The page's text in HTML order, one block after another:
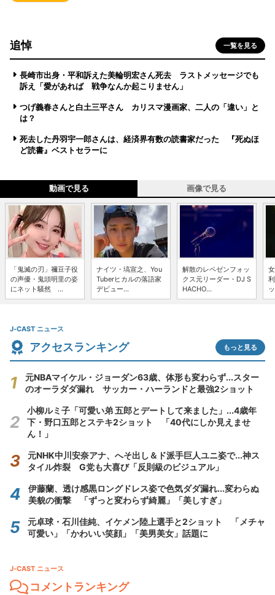
追悼 一覧を見る
長崎市出身・平和訴えた美輪明宏さん死去 ラストメッセージでも
訴え「愛があれば 戦争なんか起こりません」
つげ義春さんと白土三平さん カリスマ漫画家、二人の「違い」と
は？
死去した丹羽宇一郎さんは、経済界有数の読書家だった 『死ぬほ
ど読書』ベストセラーに
動画で見る 画像で見る
「鬼滅の刃」禰豆子役
の声優・鬼頭明里の姿
にネット騒然 ...
ナイツ・塙宣之、You
Tuberヒカルの落語家
デビュー...
解散のレペゼンフォッ
クス元リーダー・DJ S
HACHO...
J-CAST ニュース
アクセスランキング もっと見る
元NBAマイケル・ジョーダン63歳、体形も変わらず...スター
のオーラダダ漏れ サッカー・ハーランドと最強2ショット
小柳ルミ子「可愛い弟 五郎とデートして来ました」...4歳年
下・野口五郎とステキ2ショット 「40代にしか見えませ
ん！」
元NHK中川安奈アナ、へそ出し＆ド派手巨人ユニ姿で...神ス
タイル炸裂 G党も大喜び「反則級のビジュアル」
伊藤蘭、透け感黒ロングドレス姿で色気ダダ漏れ...変わらぬ
美貌の衝撃 「ずっと変わらず綺麗」「美しすぎ」
元卓球・石川佳純、イケメン陸上選手と2ショット 「メチャ
可愛い」「かわいい笑顔」「美男美女」話題に
J-CAST ニュース
コメントランキング